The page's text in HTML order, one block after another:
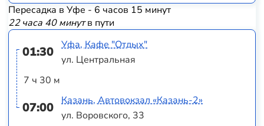
Пересадка в Уфе - 6 часов 15 минут
22 часа 40 минутв пути
01:30
7 ч 30 м
07:00
Уфа, Кафе "Отдых"
ул. Центральная
Казань, Автовокзал «‎Казань-2»
ул. Воровского, 33